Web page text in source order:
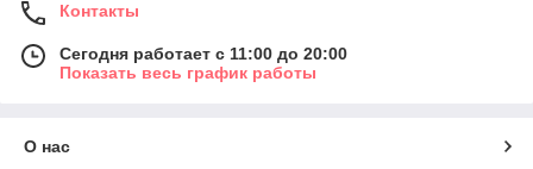
Контакты
Сегодня работает с 11:00 до 20:00
Показать весь график работы
О нас